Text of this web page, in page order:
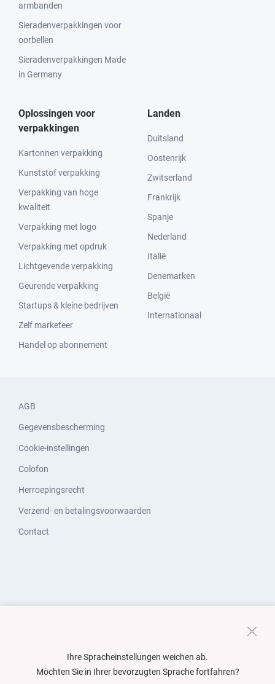
armbanden
Sieradenverpakkingen voor
oorbellen
Sieradenverpakkingen Made
in Germany
Oplossingen voor
verpakkingen
Kartonnen verpakking
Kunststof verpakking
Verpakking van hoge
kwaliteit
Verpakking met logo
Verpakking met opdruk
Lichtgevende verpakking
Geurende verpakking
Startups & kleine bedrijven
Zelf marketeer
Handel op abonnement
Landen
Duitsland
Oostenrijk
Zwitserland
Frankrijk
Spanje
Nederland
Italië
Denemarken
België
Internationaal
AGB
Gegevensbescherming
Cookie-instellingen
Colofon
Herroepingsrecht
Verzend- en betalingsvoorwaarden
Contact
Ihre Spracheinstellungen weichen ab.
Möchten Sie in Ihrer bevorzugten Sprache fortfahren?